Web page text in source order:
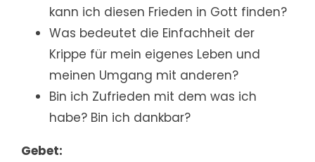
kann ich diesen Frieden in Gott finden?
Was bedeutet die Einfachheit der
Krippe für mein eigenes Leben und
meinen Umgang mit anderen?
Bin ich Zufrieden mit dem was ich
habe? Bin ich dankbar?
Gebet: